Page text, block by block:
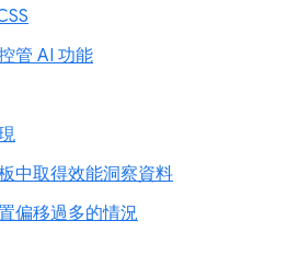
管 AI 功能
中取得效能洞察資料
偏移過多的情況